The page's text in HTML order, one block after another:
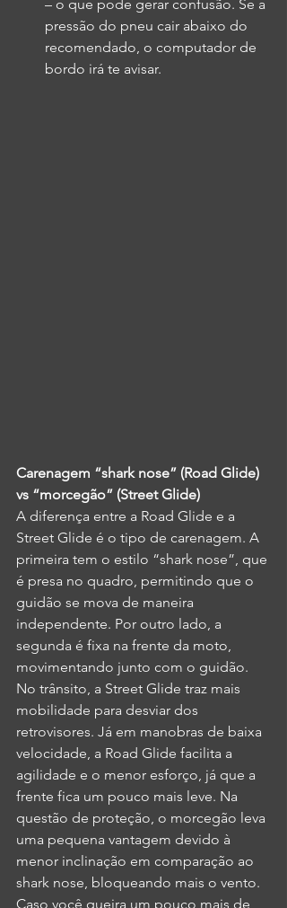
– o que pode gerar confusão. Se a
pressão do pneu cair abaixo do
recomendado, o computador de
bordo irá te avisar.
Carenagem “shark nose” (Road Glide)
vs “morcegão” (Street Glide)
A diferença entre a Road Glide e a
Street Glide é o tipo de carenagem. A
primeira tem o estilo “shark nose”, que
é presa no quadro, permitindo que o
guidão se mova de maneira
independente. Por outro lado, a
segunda é fixa na frente da moto,
movimentando junto com o guidão.
No trânsito, a Street Glide traz mais
mobilidade para desviar dos
retrovisores. Já em manobras de baixa
velocidade, a Road Glide facilita a
agilidade e o menor esforço, já que a
frente fica um pouco mais leve. Na
questão de proteção, o morcegão leva
uma pequena vantagem devido à
menor inclinação em comparação ao
shark nose, bloqueando mais o vento.
Caso você queira um pouco mais de